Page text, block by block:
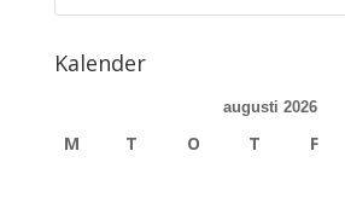
Kalender
augusti 2026
M T O T F